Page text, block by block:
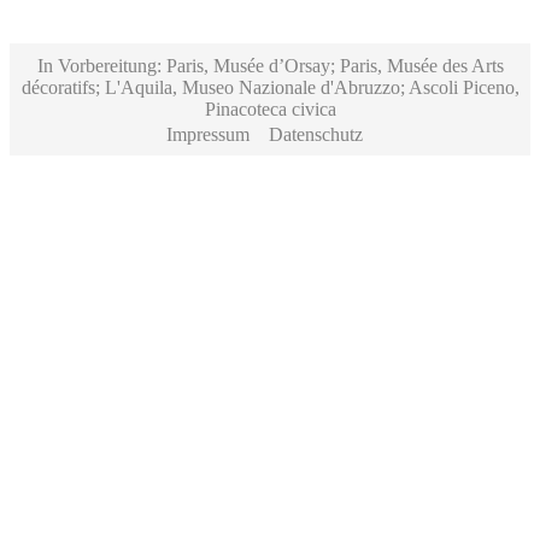
In Vorbereitung: Paris, Musée d’Orsay; Paris, Musée des Arts
décoratifs; L'Aquila, Museo Nazionale d'Abruzzo; Ascoli Piceno,
Pinacoteca civica
Impressum
Datenschutz